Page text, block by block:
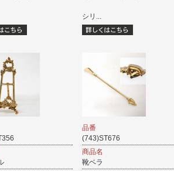
シリ...
品番
(743)ST676
商品名
靴ベラ